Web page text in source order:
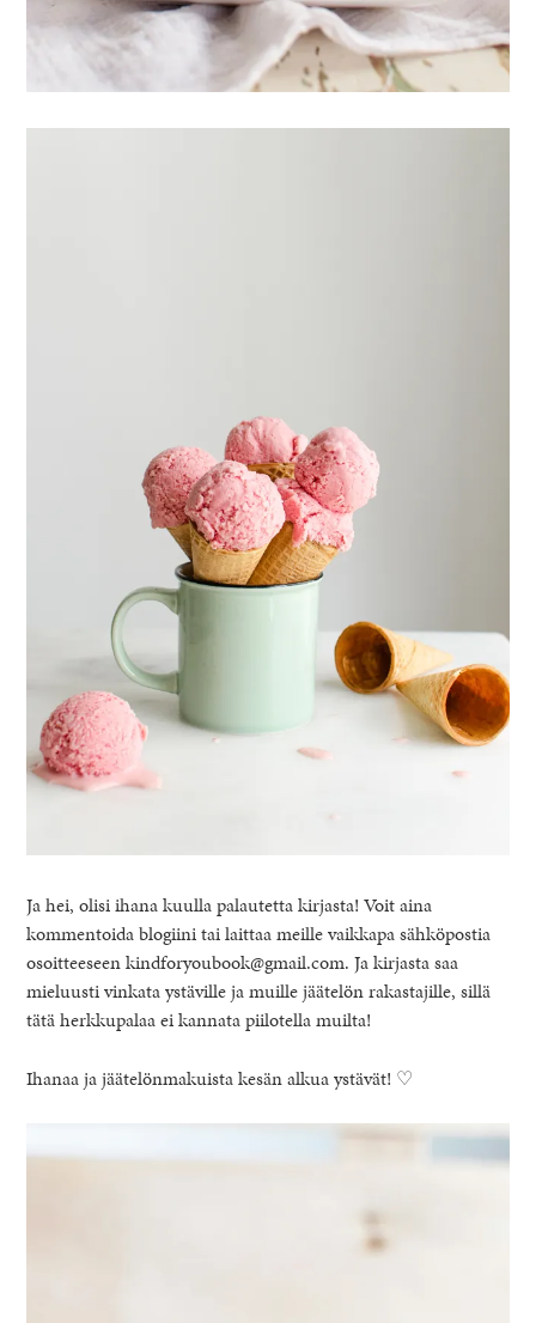
Ja hei, olisi ihana kuulla palautetta kirjasta! Voit aina
kommentoida blogiini tai laittaa meille vaikkapa sähköpostia
osoitteeseen kindforyoubook@gmail.com. Ja kirjasta saa
mieluusti vinkata ystäville ja muille jäätelön rakastajille, sillä
tätä herkkupalaa ei kannata piilotella muilta!
Ihanaa ja jäätelönmakuista kesän alkua ystävät! ♡